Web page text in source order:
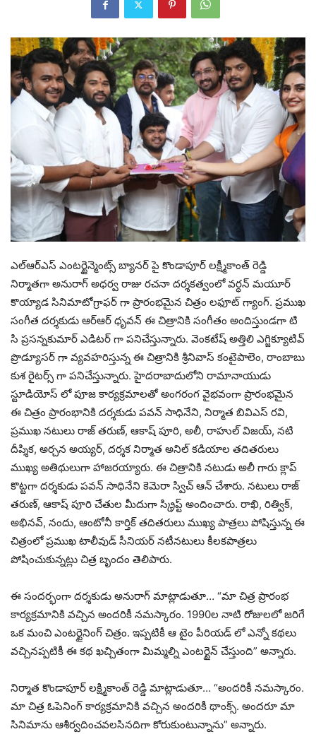
ఎల్ఆర్ఎస్ ఎంటర్టైన్మెంట్స్ బ్యానర్ పై కొండాపూర్ లక్ష్మీకాంత్ రెడ్డి
నిర్మాతగా అనురాగ్ అధర్వ రాజు రచనా దర్శకత్వంలో వర్ధన్ మయూర్
కొయ్యాడ సినిమాటోగ్రాఫర్ గా ప్రారంభమైన చిత్రం లఫూట్ గ్యాంగ్. ప్రముఖ
సంగీత దర్శకుడు ఆర్ఆర్ ధృవన్ ఈ చిత్రానికి సంగీతం అందిస్తుండగా టి
సి ప్రసన్నకుమార్ ఎడిటర్ గా పనిచేస్తున్నారు. వెంకటేష్ అత్తిలి ఎగ్జిక్యూటివ్
ప్రొడ్యూసర్ గా వ్యవహరిస్తున్న ఈ చిత్రానికి శ్రీనివాస్ కంటైపాలెం, రాంబాబు
కుశ రైటర్స్ గా పనిచేస్తున్నారు. హైదరాబాదులోని రామానాయుడు
స్టూడియోస్ లో పూజ కార్యక్రమాలతో అంగరంగ వైభవంగా ప్రారంభమైన
ఈ చిత్రం ప్రారంభానికి దర్శకుడు పవన్ సాధినేని, నిర్మాత బివిఎస్ రవి,
ప్రముఖ నటులు రాజ్ తరుణ్, ఆకాష్ పూరి, అలీ, రాహుల్ విజయ్, నటి
దీప్శిక, అర్చన అయ్యర్, దర్శక నిర్మాత అనిల్ కడియాల తదితరులు
ముఖ్య అతిథులుగా హాజరయ్యారు. ఈ చిత్రానికి నటుడు అలీ గారు క్లాప్
కొట్టగా దర్శకుడు పవన్ సాధినేని కెమెరా స్విచ్ ఆన్ చేశారు. నటులు రాజ్
తరుణ్, ఆకాష్ పూరి చేతుల మీదుగా స్క్రిప్ట్ అందించారు. రాఖి, రిత్విక్,
అభినవ్, నందు, ఆంటోనీ కార్తిక్ తదితరులు ముఖ్య పాత్రలు పోషిస్తున్న ఈ
చిత్రంలో ప్రముఖ టాలీవుడ్ సీనియర్ నటీనటులు కీలకపాత్రలు
పోషించుకున్నట్లు చిత్ర బృందం తెలిపారు.
ఈ సందర్భంగా దర్శకుడు అనురాగ్ మాట్లాడుతూ… “మా చిత్ర ప్రారంభ
కార్యక్రమానికి వచ్చిన అందరికీ నమస్కారం. 1990ల నాటి రోజులలో జరిగే
ఒక మంచి ఎంటర్టైనింగ్ చిత్రం. ఇప్పటికీ ఆ టైం పీరియడ్ లో ఎన్నో కథలు
వచ్చినప్పటికీ ఈ కథ ఖచ్చితంగా మిమ్మల్ని ఎంటర్టైన్ చేస్తుంది” అన్నారు.
నిర్మాత కొండాపూర్ లక్ష్మికాంత్ రెడ్డి మాట్లాడుతూ… “అందరికీ నమస్కారం.
మా చిత్ర ఓపెనింగ్ కార్యక్రమానికి వచ్చిన అందరికీ థాంక్స్. అందరూ మా
సినిమాను ఆశీర్వదించవలసినదిగా కోరుకుంటున్నాను” అన్నారు.